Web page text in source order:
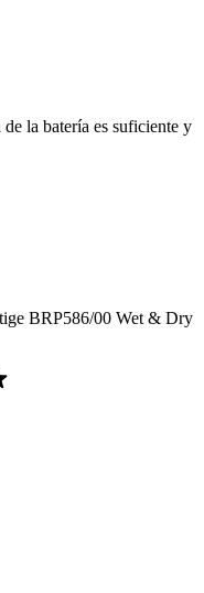
la batería es suficiente y
BRP586/00 Wet & Dry